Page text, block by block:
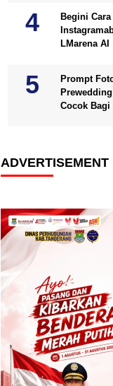
Begini
LMarena AI
Prompt
Cocok Bagi
ADVERTISEMENT